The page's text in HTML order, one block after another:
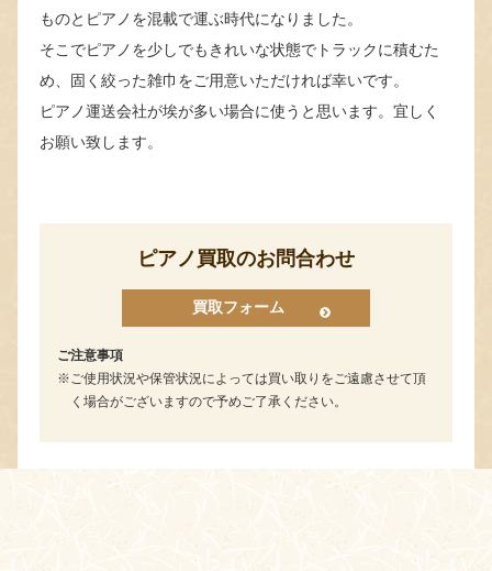
ものとピアノを混載で運ぶ時代になりました。
そこでピアノを少しでもきれいな状態でトラックに積むた
め、固く絞った雑巾をご用意いただければ幸いです。
ピアノ運送会社が埃が多い場合に使うと思います。宜しく
お願い致します。
ピアノ買取のお問合わせ
買取フォーム
ご注意事項
ご使用状況や保管状況によっては買い取りをご遠慮させて頂
く場合がございますので予めご了承ください。